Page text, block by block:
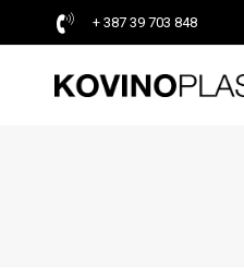
+ 387 39 703 848